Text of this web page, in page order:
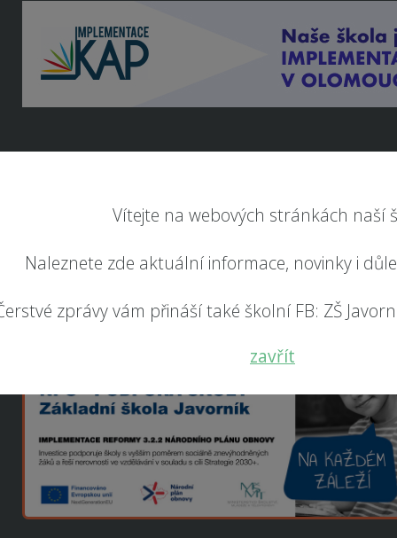
Vítejte na webových stránkách naší
Naleznete zde aktuální informace, novinky i
zprávy vám přináší také školní FB: ZŠ
zavřít